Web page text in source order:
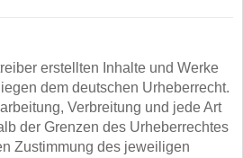
erstellten Inhalte und Werke
dem deutschen Urheberrecht.
Verbreitung und jede Art
der Grenzen des Urheberrechtes
Zustimmung des jeweiligen